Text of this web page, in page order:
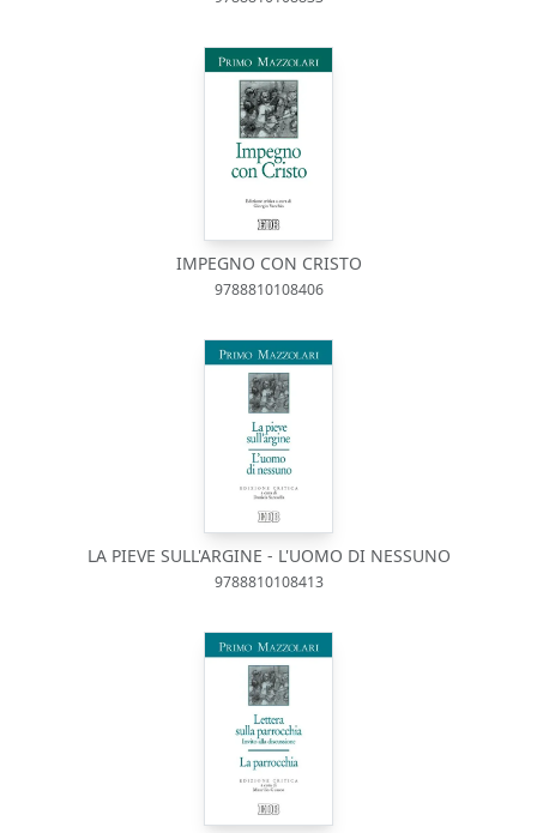
IMPEGNO CON CRISTO
9788810108406
LA PIEVE SULL'ARGINE - L'UOMO DI NESSUNO
9788810108413